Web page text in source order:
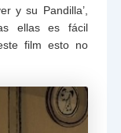
y su Pandilla’,
ellas es fácil
film esto no